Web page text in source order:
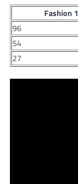
Fashion 1
96
54
27